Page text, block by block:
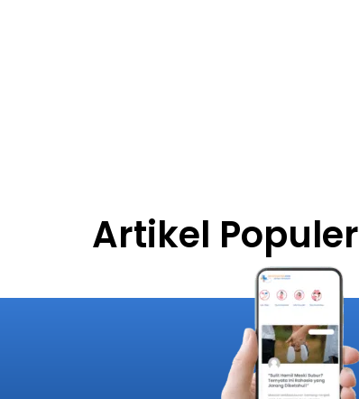
Artikel Populer